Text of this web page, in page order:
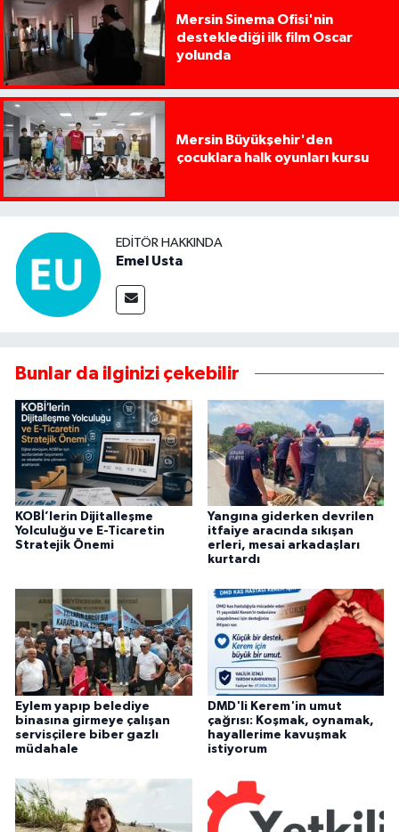
Mersin Sinema Ofisi'nin
desteklediği ilk film Oscar
yolunda
Mersin Büyükşehir'den
çocuklara halk oyunları kursu
EDITÖR HAKKINDA
Emel Usta
Bunlar da ilginizi çekebilir
KOBİ’lerin Dijitalleşme
Yolculuğu ve E-Ticaretin
Stratejik Önemi
Yangına giderken devrilen
itfaiye aracında sıkışan
erleri, mesai arkadaşları
kurtardı
Eylem yapıp belediye
binasına girmeye çalışan
servisçilere biber gazlı
müdahale
DMD'li Kerem'in umut
çağrısı: Koşmak, oynamak,
hayallerime kavuşmak
istiyorum